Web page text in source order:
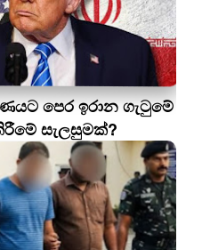
පෙර ඉරාන ගැටුමේ
සැලසුමක්?